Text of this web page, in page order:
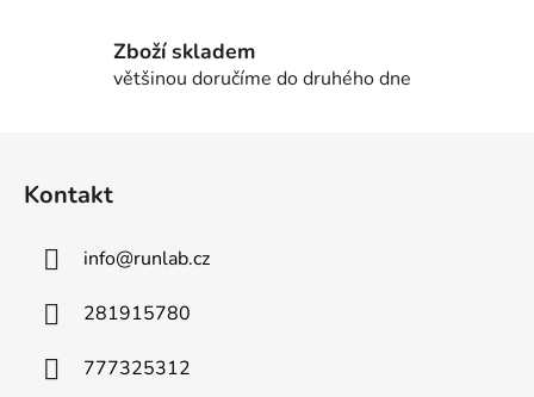
i
Zboží skladem
většinou doručíme do druhého dne
Kontakt
info@runlab.cz
281915780
777325312